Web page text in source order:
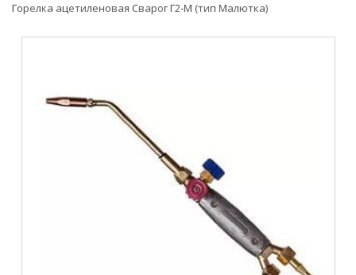
Горелка ацетиленовая Сварог Г2-М (тип Малютка)